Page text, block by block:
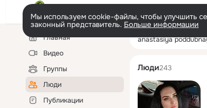
Мы используем cookie-файлы, чтобы улучшить
законный представитель. Больше информации
Левая
колонкаГлавная
Видео
Группы
Люди
Публикации
anastasiya
Люди243